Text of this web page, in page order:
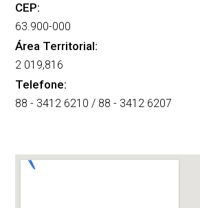
CEP:
63.900-000
Área Territorial:
2 019,816
Telefone:
88 - 3412 6210 / 88 - 3412 6207